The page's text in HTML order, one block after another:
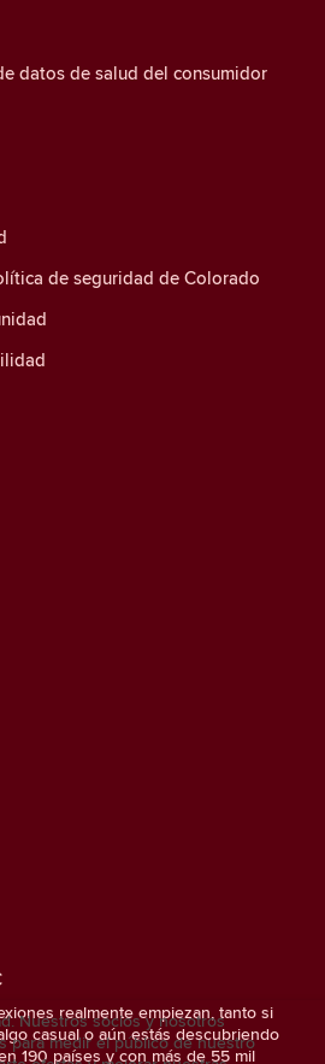
realmente empiezan, tanto si
casual o aún estás descubriendo
190 países y con más de 55 mil
datos de salud del consumidor
de seguridad de Colorado
Nuestros socios y nosotros
para medir el público de nuestro